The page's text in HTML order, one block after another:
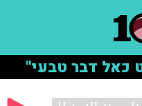
כאל דבר טבעי"